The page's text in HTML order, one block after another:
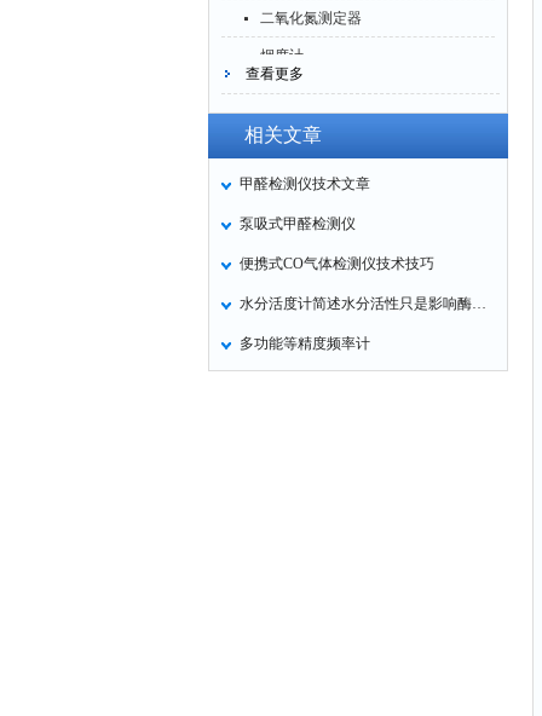
二氧化氮测定器
烟度计
四氟化硅测定仪
一氧化碳分析仪
二氧化硅测定仪
查看更多
相关文章
甲醛检测仪技术文章
泵吸式甲醛检测仪
便携式CO气体检测仪技术技巧
水分活度计简述水分活性只是影响酶活性稳定性条件之一
多功能等精度频率计